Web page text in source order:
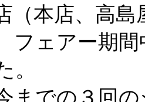
（本店、高
フェアー期
。